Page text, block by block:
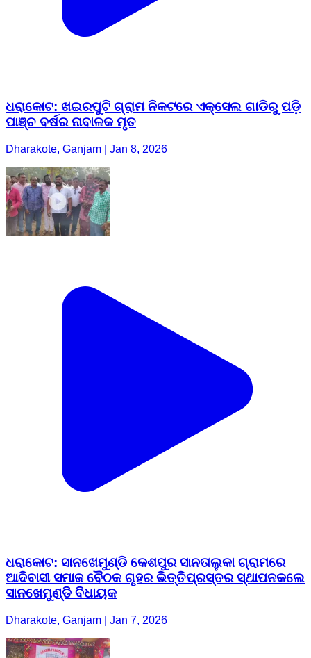
ଧରାକୋଟ: ଖଇରପୁଟି ଗ୍ରାମ ନିକଟରେ ଏକ୍ସେଲ ଗାଡିରୁ ପଡ଼ି
ପାଞ୍ଚ ବର୍ଷର ନାବାଳକ ମୃତ
Dharakote, Ganjam | Jan 8, 2026
ଧରାକୋଟ: ସାନଖେମୁଣ୍ଡି କେଶପୁର ସାନତାଲୁକା ଗ୍ରାମରେ
ଆଦିବାସୀ ସମାଜ ବୈଠକ ଗୃହର ଭିତ୍ତିପ୍ରସ୍ତର ସ୍ଥାପନକଲେ
ସାନଖେମୁଣ୍ଡି ବିଧାୟକ
Dharakote, Ganjam | Jan 7, 2026